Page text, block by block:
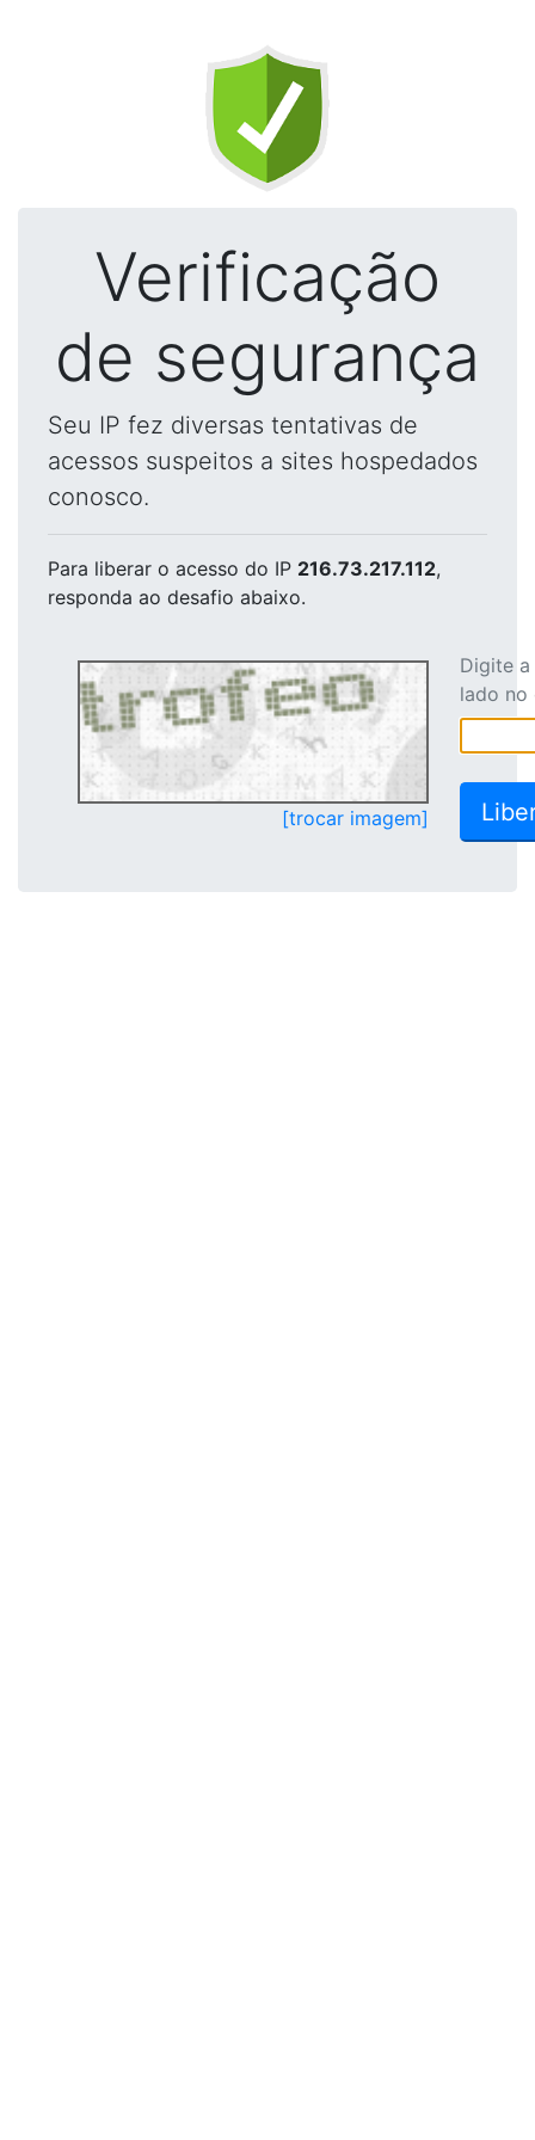
Verificação
de segurança
Seu IP fez diversas tentativas de
acessos suspeitos a sites hospedados
conosco.
Para liberar o acesso do IP 216.73.217.112,
responda ao desafio abaixo.
[trocar imagem]
Digite
lado no